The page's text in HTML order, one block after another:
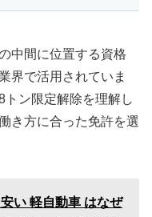
中間に位置する資格
界で活用されていま
ン限定解除を理解し
き方に合った免許を選
い 軽自動車 はなぜ